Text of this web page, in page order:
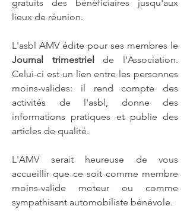
gratuits des bénéficiaires jusqu'aux
lieux de réunion.
L'asbl AMV édite pour ses membres le
Journal trimestriel de l'Association.
Celui-ci est un lien entre les personnes
moins-valides: il rend compte des
activités de l'asbl, donne des
informations pratiques et publie des
articles de qualité.
L'AMV serait heureuse de vous
accueillir que ce soit comme membre
moins-valide moteur ou comme
sympathisant automobiliste bénévole.